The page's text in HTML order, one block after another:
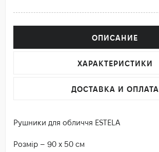
ОПИСАНИЕ
ХАРАКТЕРИСТИКИ
ДОСТАВКА И ОПЛАТА
Рушники для обличчя ESTELA
Розмір – 90 х 50 см